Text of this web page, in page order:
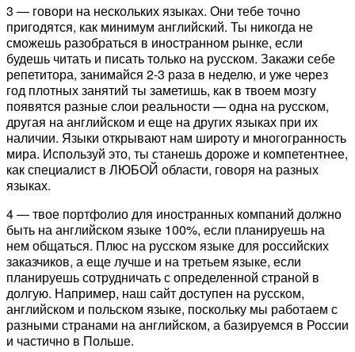
3 — говори на нескольких языках. Они тебе точно
пригодятся, как минимум английский. Ты никогда не
сможешь разобраться в иностранном рынке, если
будешь читать и писать только на русском. Закажи себе
репетитора, занимайся 2-3 раза в неделю, и уже через
год плотных занятий ты заметишь, как в твоем мозгу
появятся разные слои реальности — одна на русском,
другая на английском и еще на других языках при их
наличии. Языки открывают нам широту и многогранность
мира. Используй это, ты станешь дороже и компетентнее,
как специалист в ЛЮБОЙ области, говоря на разных
языках.
4 — твое портфолио для иностранных компаний должно
быть на английском языке 100%, если планируешь на
нем общаться. Плюс на русском языке для российских
заказчиков, а еще лучше и на третьем языке, если
планируешь сотрудничать с определенной страной в
долгую. Например, наш сайт доступен на русском,
английском и польском языке, поскольку мы работаем с
разными странами на английском, а базируемся в России
и частично в Польше.